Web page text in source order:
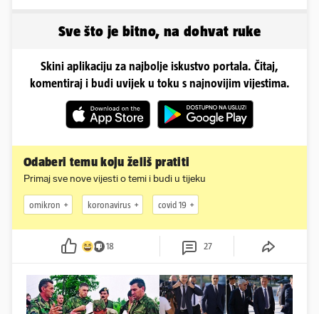
Sve što je bitno, na dohvat ruke
Skini aplikaciju za najbolje iskustvo portala. Čitaj,
komentiraj i budi uvijek u toku s najnovijim vijestima.
Odaberi temu koju želiš pratiti
Primaj sve nove vijesti o temi i budi u tijeku
omikron koronavirus covid 19
18 27